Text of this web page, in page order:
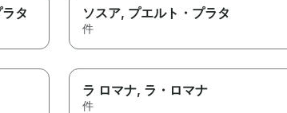
タ ソスア, プエルト・プラタ
件
ラ ロマナ, ラ・ロマナ
件